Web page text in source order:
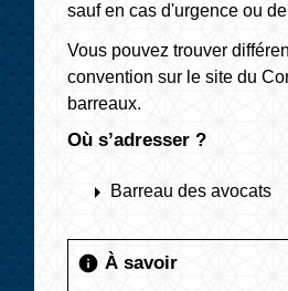
sauf en cas d'urgence ou
Vous pouvez trouver
convention sur le site du
barreaux.
Où s’adresser ?
arrow_right Barreau des avocats
info À savoir